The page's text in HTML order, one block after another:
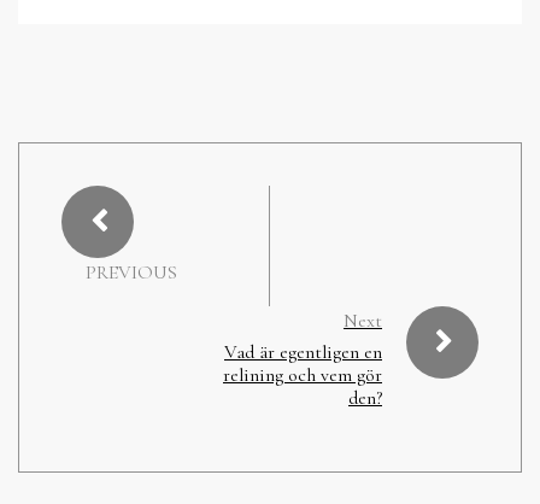
PREVIOUS
Next
Vad är egentligen en
relining och vem gör
den?